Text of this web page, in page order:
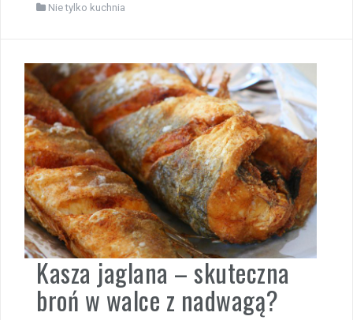
Nie tylko kuchnia
Kasza jaglana – skuteczna
broń w walce z nadwagą?